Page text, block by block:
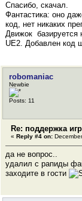
Спасибо, скачал.
Фантастика: оно
код, нет никаких
Движок базируется
UE2. Добавлен код
robomaniac
Newbie
Posts: 11
Re: поддержка
« Reply #4 on:
да не вопрос..
удалил с рапиды
заходите в гости